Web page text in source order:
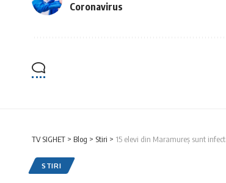
Coronavirus
TV SIGHET > Blog > Stiri > 15 elevi din Maramureș sunt
STIRI